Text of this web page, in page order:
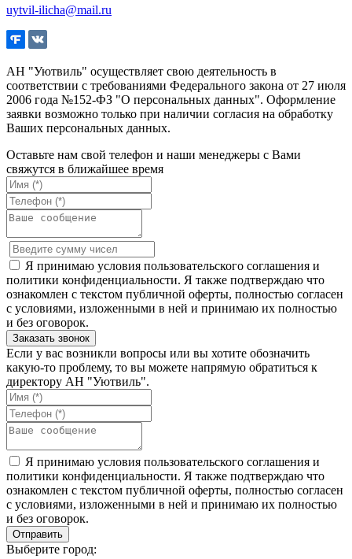
uytvil-ilicha@mail.ru
АН "Уютвиль" осуществляет свою деятельность в
соответствии с требованиями Федерального закона от 27 июля
2006 года №152-ФЗ "О персональных данных". Оформление
заявки возможно только при наличии согласия на обработку
Ваших персональных данных.
Оставьте нам свой телефон и наши менеджеры с Вами
свяжутся в ближайшее время
Я принимаю условия пользовательского соглашения и
политики конфиденциальности. Я также подтверждаю что
ознакомлен с текстом публичной оферты, полностью согласен
с условиями, изложенными в ней и принимаю их полностью
и без оговорок.
Если у вас возникли вопросы или вы хотите обозначить
какую-то проблему, то вы можете напрямую обратиться к
директору АН "Уютвиль".
Я принимаю условия пользовательского соглашения и
политики конфиденциальности. Я также подтверждаю что
ознакомлен с текстом публичной оферты, полностью согласен
с условиями, изложенными в ней и принимаю их полностью
и без оговорок.
Выберите город: